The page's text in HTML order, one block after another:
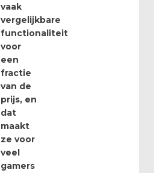
vaak
vergelijkbare
functionaliteit
voor
een
fractie
van de
prijs, en
dat
maakt
ze voor
veel
gamers